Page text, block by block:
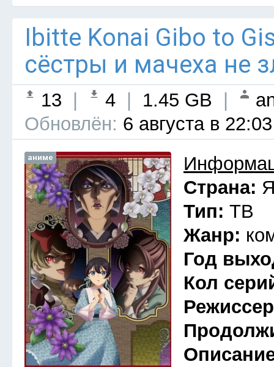
Ibitte Konai Gibo to
сёстры и мачеха не
13 4 1.45 GB
Обновлён: 6 августа в 22:03
аниме
Страна:
Тип: ТВ
Жанр:
Год
Кол